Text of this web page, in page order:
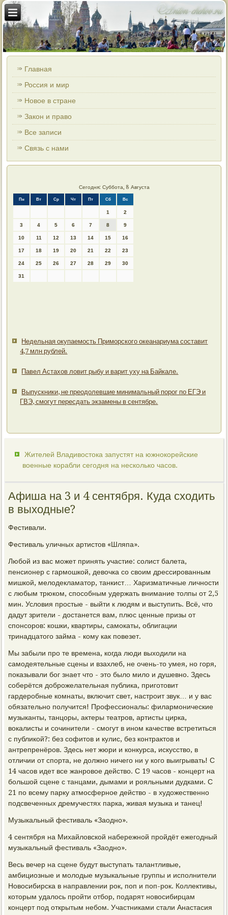
Главная
Россия и мир
Новое в стране
Закон и право
Все записи
Связь с нами
Сегодня: Суббота, 8 Августа
Пн Вт Ср Чт Пт Сб Вс
1 2
3 4 5 6 7 8 9
10 11 12 13 14 15 16
17 18 19 20 21 22 23
24 25 26 27 28 29 30
31
Недельная окупаемость Приморского океанариума составит
4,7 млн рублей.
Павел Астахов ловит рыбу и варит уху на Байкале.
Выпускники, не преодолевшие минимальный порог по ЕГЭ и
ГВЭ, смогут пересдать экзамены в сентябре.
Жителей Владивостока запустят на южнокорейские
военные корабли сегодня на несколько часов.
Афиша на 3 и 4 сентября. Куда сходить
в выходные?
Фестивали.
Фестиваль уличных артистов «Шляпа».
Любой из вас может принять участие: солист балета,
пенсионер с гармошкой, девочка со своим дрессированным
мишкой, мелодекламатор, танкист… Харизматичные личности
с любым трюком, способным удержать внимание толпы от 2,5
мин. Условия простые - выйти к людям и выступить. Всё, что
дадут зрители - достанется вам, плюс ценные призы от
спонсоров: кошки, квартиры, самокаты, облигации
тринадцатого займа - кому как повезет.
Мы забыли про те времена, когда люди выходили на
самодеятельные сцены и взахлеб, не очень-то умея, но горя,
показывали бог знает что - это было мило и душевно. Здесь
соберётся доброжелательная публика, приготовит
гардеробные комнаты, включит свет, настроит звук… и у вас
обязательно получится! Профессионалы: филармонические
музыканты, танцоры, актеры театров, артисты цирка,
вокалисты и сочинители - смогут в ином качестве встретиться
с публикой?: без софитов и кулис, без контрактов и
антрепренёров. Здесь нет жюри и конкурса, искусство, в
отличии от спорта, не должно ничего ни у кого выигрывать! С
14 часов идет все жанровое действо. С 19 часов - концерт на
большой сцене с танцами, дымами и рояльными дудками. С
21 по всему парку атмосферное действо - в художественно
подсвеченных дремучестях парка, живая музыка и танец!
Музыкальный фестиваль «Заодно».
4 сентября на Михайловской набережной пройдёт ежегодный
музыкальный фестиваль «Заодно».
Весь вечер на сцене будут выступать талантливые,
амбициозные и молодые музыкальные группы и исполнители
Новосибирска в направлении рок, поп и поп-рок. Коллективы,
которым удалось пройти отбор, подарят новосибирцам
концерт под открытым небом. Участниками стали Анастасия